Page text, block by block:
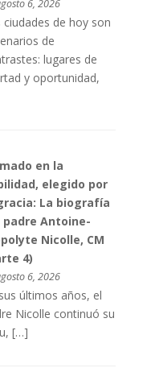
6, 2026
ciudades de hoy son
de
lugares de
y oportunidad,
en la
elegido por
La biografía
padre Antoine-
Nicolle, CM
4)
6, 2026
últimos años, el
Nicolle continuó su
[…]